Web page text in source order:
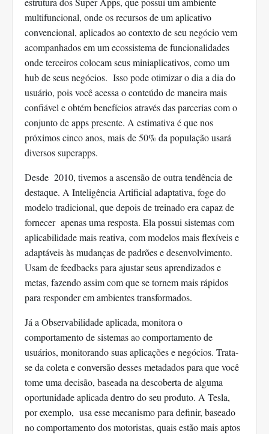
multifuncional, onde os recursos de um aplicativo
convencional, aplicados ao contexto de seu negócio vem
acompanhados em um ecossistema de funcionalidades
onde terceiros colocam seus miniaplicativos, como um
hub de seus negócios. Isso pode otimizar o dia a dia do
usuário, pois você acessa o conteúdo de maneira mais
confiável e obtém benefícios através das parcerias com o
conjunto de apps presente. A estimativa é que nos
próximos cinco anos, mais de 50% da população usará
diversos superapps.
Desde 2010, tivemos a ascensão de outra tendência de
destaque. A Inteligência Artificial adaptativa, foge do
modelo tradicional, que depois de treinado era capaz de
fornecer apenas uma resposta. Ela possui sistemas com
aplicabilidade mais reativa, com modelos mais flexíveis e
adaptáveis às mudanças de padrões e desenvolvimento.
Usam de feedbacks para ajustar seus aprendizados e
metas, fazendo assim com que se tornem mais rápidos
para responder em ambientes transformados.
Já a Observabilidade aplicada, monitora o
comportamento de sistemas ao comportamento de
usuários, monitorando suas aplicações e negócios. Trata-
se da coleta e conversão desses metadados para que você
tome uma decisão, baseada na descoberta de alguma
oportunidade aplicada dentro do seu produto. A Tesla,
por exemplo, usa esse mecanismo para definir, baseado
no comportamento dos motoristas, quais estão mais aptos